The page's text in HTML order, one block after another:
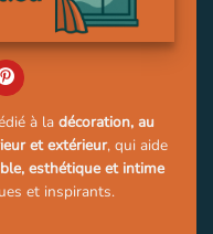
à la décoration, au
et extérieur, qui aide
esthétique et intime
et inspirants.